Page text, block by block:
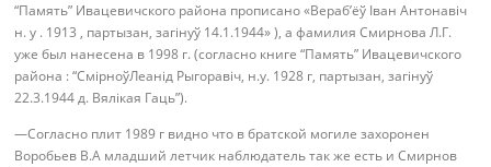
“Память” Ивацевичского района прописано «Вераб’ёў Іван Антонавіч
н. у . 1913 , партызан, загінуў 14.1.1944» ), а фамилия Смирнова Л.Г.
уже был нанесена в 1998 г. (согласно книге “Память” Ивацевичского
района : “СмірноўЛеанід Рыгоравіч, н.у. 1928 г, партызан, загінуў
22.3.1944 д. Вялікая Гаць”).
—Согласно плит 1989 г видно что в братской могиле захоронен
Воробьев В.А младший летчик наблюдатель так же есть и Смирнов